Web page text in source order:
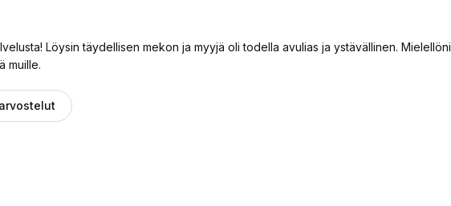
Löysin täydellisen mekon ja myyjä oli todella avulias ja ystävällinen. Mielellöni
muille.